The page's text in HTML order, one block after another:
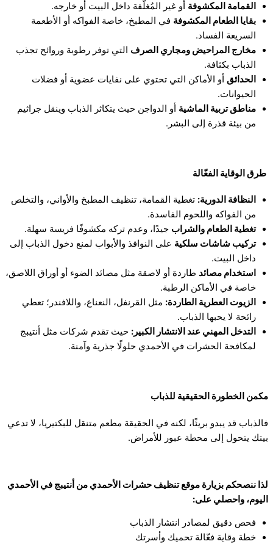
القمامة المكشوفة أو غير المُغلّفة داخل البيت أو خارجه.
بقايا الطعام المكشوفة في المطبخ، خاصة الفواكه أو الأطعمة
السريعة الفساد.
مخارج المراحيض ومجاري الصرف التي توفر رطوبة وروائح تجذب
الذباب بكثافة.
الحدائق أو الأماكن التي تحتوي على نفايات عضوية أو فضلات
الحيوانات.
مناطق تربية الماشية أو الدواجن حيث يتكاثر الذباب وينقل جراثيم
من بيئة قذرة إلى البشر.
طرق الوقاية الفعّالة
النظافة الدورية: تغطية القمامة، تنظيف المطبخ والأواني، والتخلص
من الفواكه واللحوم الفاسدة.
تغطية الطعام والشراب جيدًا، وعدم تركه مكشوفًا فريسة سهلة.
تركيب شاشات سلكية على النوافذ والأبواب لمنع دخول الذباب إلى
داخل البيت.
استخدام مصائد طاردة أو لاصقة مثل مصائد الضوء أو أوراق اللاصق،
خاصة في الأماكن الرطبة.
الزيوت العطرية الطاردة: مثل القرنفل، النعناع، واللافندر؛ تعطي
رائحة لا يحبها الذباب.
التدخل المهني عند الانتشار الكبير: حيث تقدم شركات مثل أنتيبج
لمكافحة الحشرات في الأحمدي حلولًا جذرية وآمنة.
مكمن الخطورة الحقيقية للذباب
فالذباب قد يبدو بريئًا، لكنه في الحقيقة مطعم متنقل للبكتيريا، لا تدعي
بيتك يتحول إلى محطة عبور للأمراض.
لذا ننصحكم بزيارة موقع تنظيف حشرات الأحمدي من أنتيبج في الأحمدي
اليوم، واحصلي على:
فحص دقيق لمصادر انتشار الذباب
خطة وقاية فعّالة تحميك وأسرتك